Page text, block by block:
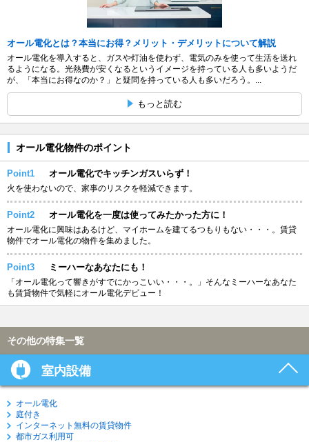
オール電化とは？本当にお得？メリット・デメリットについて解説
オール電化を導入すると、ガスや灯油を使わず、電気のみを使って生活を送れ
るようになる。光熱費が安くなるというイメージを持っている人も多いようだ
が、「本当にお得なのか？」と疑問を持っている人も多いだろう。...
もっと読む
オール電化物件のポイント
Point1 オール電化でキッチンガスいらず！
火を使わないので、家事のリスクを軽減できます。
Point2 オール電化を一度は使ってみたかった方に！
オール電化に興味はあるけど、マイホームを建てるつもりもない・・・。賃貸
物件でオール電化の物件を集めました。
Point3 ミーハーなあなたにも！
「オール電化って響きがすでにかっこいい・・・。」そんなミーハーなあなた
も賃貸物件で気軽にオール電化デビュー！
その他の特集一覧
室内設備
オール電化
庭付き
インターネット無料の賃貸物件
都市ガス利用可